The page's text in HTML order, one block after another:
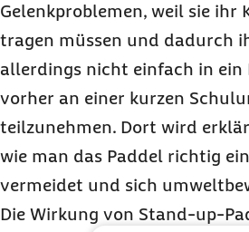
Gelenkproblemen, weil sie ihr
tragen müssen und dadurch
allerdings nicht einfach in ein
vorher an einer kurzen
teilzunehmen. Dort wird
wie man das Paddel richtig
vermeidet und sich
Die Wirkung von Stand-up-